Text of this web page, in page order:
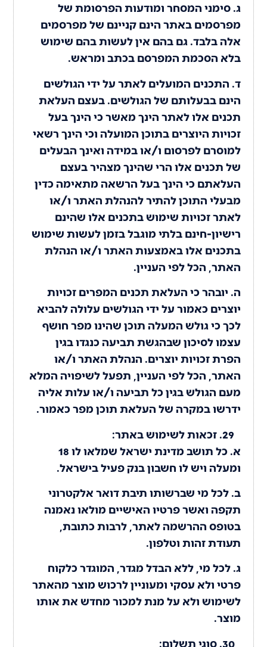
ג. סימני המסחר ומודעות הפרסומת של
מפרסמים באתר הינם קניינם של מפרסמים
אלה בלבד. גם בהם אין לעשות בהם שימוש
בלא הסכמת המפרסם בכתב ומראש.
ד. התכנים המועלים לאתר על ידי הגולשים
הינם בבעלותם של הגולשים. בעצם העלאת
תכנים אלו לאתר הינך מאשר כי הינך בעל
זכויות היוצרים בתוכן המועלה וכי הינך רשאי
למוסרם לפרסום ו/או במידה ואינך הבעלים
של תכנים אלו הרי שהינך מצהיר בעצם
העלאתם כי הינך בעל הרשאה מתאימה כדין
מבעלי התוכן להתיר להנהלת האתר ו/או
לאתר זכויות שימוש בתכנים אלו שהינם
רישיון-חינם בלתי מוגבל בזמן לעשות שימוש
בתכנים אלו באמצעות האתר ו/או הנהלת
האתר, הכל לפי העניין.
ה. יובהר כי העלאת תכנים המפרים זכויות
יוצרים כאמור על ידי הגולשים עלולה להביא
לכך כי גולש המעלה תוכן שהינו מפר חושף
עצמו לסיכון שבהגשת תביעה כנגדו בגין
הפרת זכויות יוצרים. הנהלת האתר ו/או
האתר, הכל לפי העניין, תפעל לשיפויה המלא
מעם הגולש בגין כל תביעה ו/או עלות אליה
ידרשו במקרה של העלאת תוכן מפר כאמור.
זכאות לשימוש באתר:
א. כל תושב מדינת ישראל שמלאו לו 18
ומעלה ויש לו חשבון בנק פעיל בישראל.
ב. לכל מי שברשותו תיבת דואר אלקטרוני
תקפה ואשר פרטיו האישיים מולאו נאמנה
בטופס ההרשמה לאתר, לרבות כתובת,
תעודת זהות וטלפון.
ג. לכל מי, ללא הבדל מגדר, המוגדר כלקוח
פרטי ולא עסקי ומעוניין לרכוש מוצר מהאתר
לשימוש ולא על מנת למכור מחדש את אותו
מוצר.
סוגי תשלום: